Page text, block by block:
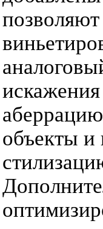
позволяют
объекты и